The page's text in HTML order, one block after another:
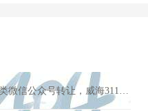
2015年注册订阅公众账号，漫画类微信公众号转让，威海31114粉丝，女粉多，千万不要错过